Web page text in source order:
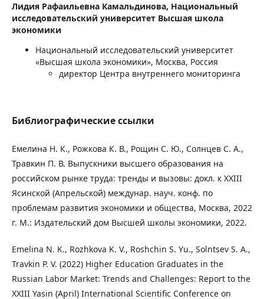
Лидия Рафаильевна Камальдинова, Национальный
исследовательский университет Высшая школа
экономики
Национальный исследовательский университет
«Высшая школа экономики», Москва, Россия
директор Центра внутреннего мониторинга
Библиографические ссылки
Емелина Н. К., Рожкова К. В., Рощин С. Ю., Солнцев С. А.,
Травкин П. В. Выпускники высшего образования на
российском рынке труда: тренды и вызовы: докл. к XXIII
Ясинской (Апрельской) междунар. науч. конф. по
проблемам развития экономики и общества, Москва, 2022
г. М.: Издательский дом Высшей школы экономики, 2022.
Emelina N. K., Rozhkova K. V., Roshchin S. Yu., Solntsev S. A.,
Travkin P. V. (2022) Higher Education Graduates in the
Russian Labor Market: Trends and Challenges: Report to the
XXIII Yasin (April) International Scientific Conference on